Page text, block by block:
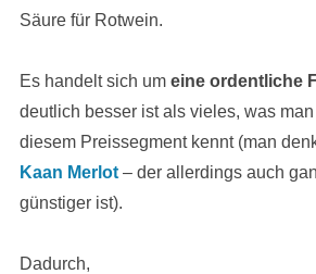
Säure für Rotwein.
Es handelt sich um eine ordentliche
deutlich besser ist als vieles, was
diesem Preissegment kennt (man
Kaan Merlot– der allerdings auch
günstiger ist).
Dadurch,